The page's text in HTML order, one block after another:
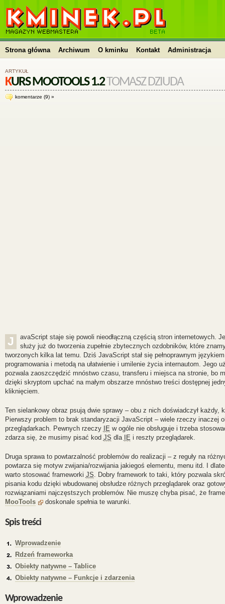
kminek.pl | HTML, PHP, CSS, JavaScript, WordPress,
kursy, skrypty, blog
Strona główna Archiwum O kminku Kontakt Administracja
ARTYKUŁ
KURS MOOTOOLS 1.2TOMASZ DZIUDA
komentarze (9) »
J
avaScript staje się powoli nieodłączną częścią stron internetowych.
służy już do tworzenia zupełnie zbytecznych ozdobników, które
tworzonych kilka lat temu. Dziś JavaScript stał się pełnoprawnym językiem
programowania i metodą na ułatwienie i umilenie życia internautom. Jego
pozwala zaoszczędzić mnóstwo czasu, transferu i miejsca na stronie, bo
dzięki skryptom upchać na małym obszarze mnóstwo treści dostępnej
kliknięciem.
Ten sielankowy obraz psują dwie sprawy – obu z nich doświadczył każdy,
Pierwszy problem to brak standaryzacji JavaScript – wiele rzeczy inaczej
przeglądarkach. Pewnych rzeczy
IE w ogóle nie obsługuje i trzeba
zdarza się, że musimy pisać kod JS dla IE i reszty przeglądarek.
Druga sprawa to powtarzalność problemów do realizacji – z reguły na
powtarza się motyw zwijania/rozwijania jakiegoś elementu, menu itd. I
warto stosować frameworki JS
Dobry framework to taki, który pozwala
pisania kodu dzięki wbudowanej obsłudze różnych przeglądarek oraz
rozwiązaniami najczęstszych problemów. Nie muszę chyba pisać, że
MooTools
doskonale spełnia te warunki.
Spis treści
Wprowadzenie
Rdzeń frameworka
Obiekty natywne – Tablice
Obiekty natywne – Funkcje i zdarzenia
Wprowadzenie